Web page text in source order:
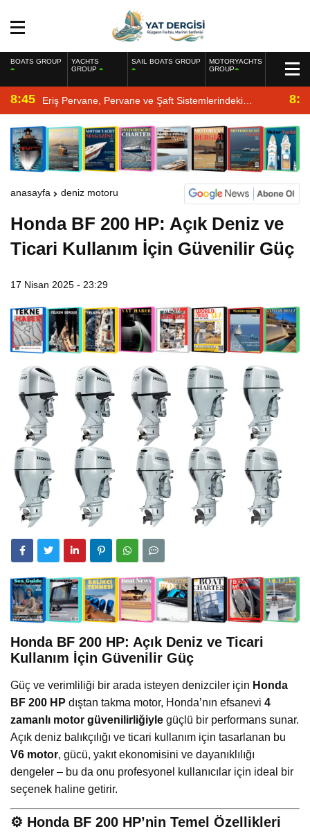
BOATS GROUP
YACHTS
GROUP
SAIL BOATS GROUP
MOTORYACHTS
GROUP
8:45 Eriş Pervane, Pervane ve Şaft Sistemlerindeki
Uzmanlığıyla Yat Dergisi’nde
anasayfa deniz motoru
Honda BF 200 HP: Açık Deniz ve
Ticari Kullanım İçin Güvenilir Güç
17 Nisan 2025 - 23:29
Honda BF 200 HP: Açık Deniz ve Ticari
Kullanım İçin Güvenilir Güç
Güç ve verimliliği bir arada isteyen denizciler için Honda
BF 200 HP dıştan takma motor, Honda’nın efsanevi 4
zamanlı motor güvenilirliğiyle güçlü bir performans sunar.
Açık deniz balıkçılığı ve ticari kullanım için tasarlanan bu
V6 motor, gücü, yakıt ekonomisini ve dayanıklılığı
dengeler – bu da onu profesyonel kullanıcılar için ideal bir
seçenek haline getirir.
⚙️ Honda BF 200 HP’nin Temel Özellikleri